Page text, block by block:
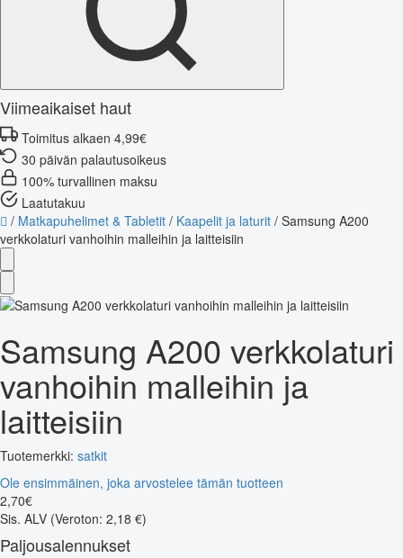
Viimeaikaiset haut
Toimitus alkaen 4,99€
30 päivän palautusoikeus
100% turvallinen maksu
Laatutakuu
/ Matkapuhelimet & Tabletit / Kaapelit ja laturit / Samsung A200
verkkolaturi vanhoihin malleihin ja laitteisiin
Samsung A200 verkkolaturi
vanhoihin malleihin ja
laitteisiin
Tuotemerkki: satkit
Ole ensimmäinen, joka arvostelee tämän tuotteen
2,70€
Sis. ALV (Veroton: 2,18 €)
Paljousalennukset